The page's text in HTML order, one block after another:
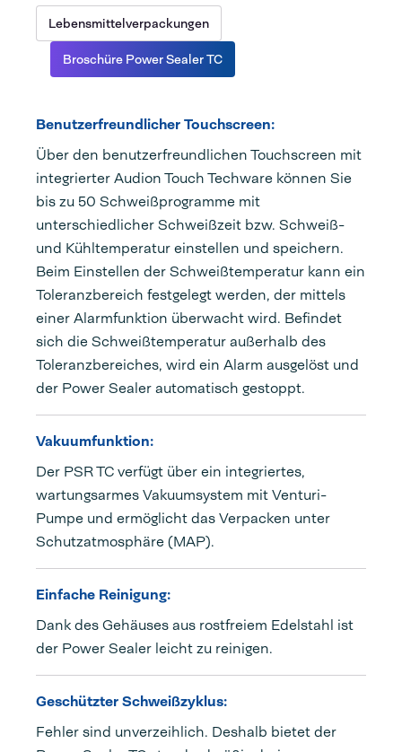
Lebensmittelverpackungen
Broschüre Power Sealer TC
Benutzerfreundlicher Touchscreen:
Über den benutzerfreundlichen Touchscreen mit
integrierter Audion Touch Techware können Sie
bis zu 50 Schweißprogramme mit
unterschiedlicher Schweißzeit bzw. Schweiß-
und Kühltemperatur einstellen und speichern.
Beim Einstellen der Schweißtemperatur kann ein
Toleranzbereich festgelegt werden, der mittels
einer Alarmfunktion überwacht wird. Befindet
sich die Schweißtemperatur außerhalb des
Toleranzbereiches, wird ein Alarm ausgelöst und
der Power Sealer automatisch gestoppt.
Vakuumfunktion:
Der PSR TC verfügt über ein integriertes,
wartungsarmes Vakuumsystem mit Venturi-
Pumpe und ermöglicht das Verpacken unter
Schutzatmosphäre (MAP).
Einfache Reinigung:
Dank des Gehäuses aus rostfreiem Edelstahl ist
der Power Sealer leicht zu reinigen.
Geschützter Schweißzyklus:
Fehler sind unverzeihlich. Deshalb bietet der